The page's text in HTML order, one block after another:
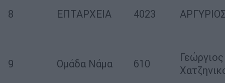
8 ΕΠΤΑΡΧΕΙΑ 4023
9 Ομάδα Νάμα 610
Γεώργιος